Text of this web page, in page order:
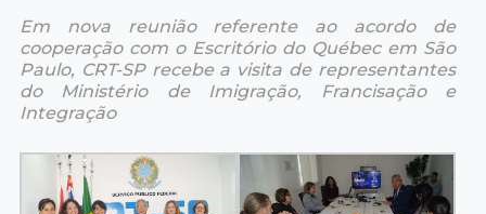
Em nova reunião referente ao acordo de
cooperação com o Escritório do Québec em São
Paulo, CRT-SP recebe a visita de representantes
do Ministério de Imigração, Francisação e
Integração